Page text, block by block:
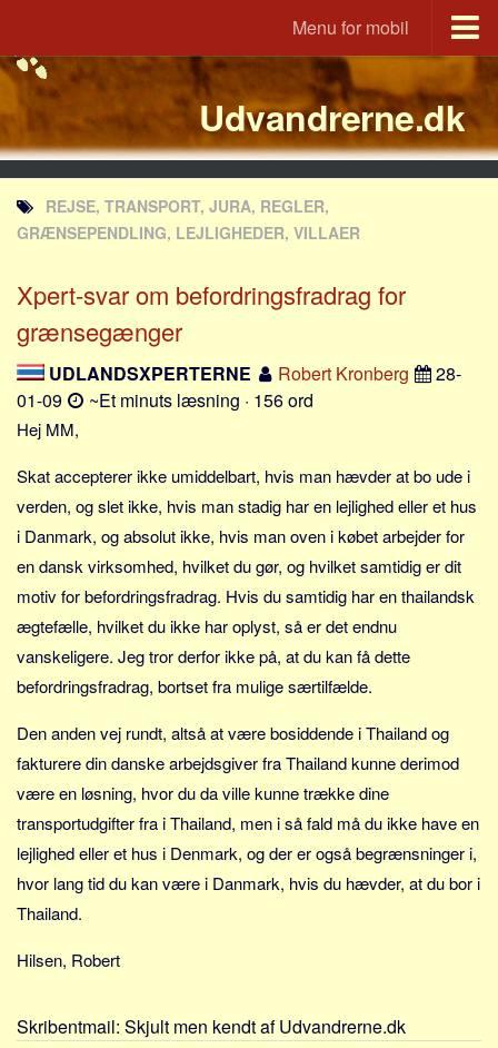
Menu for mobil
Portal
Udvandrerne.dk
Utvandrerne.no
Utvandrarna.se
Tyskland.dk
Rusland.dk
JLKM.dk
Lande
Tyrkiet
Spanien
Frankrig
Sverige
Norge
Thailand
Grækenland
USA
Nøgleord
Bolig
Job
Virksomhed
Investering
Forbrug
Transport
Udvandrerne.dk
REJSE, TRANSPORT, JURA, REGLER,
GRÆNSEPENDLING, LEJLIGHEDER, VILLAER
Xpert-svar om befordringsfradrag for
grænsegænger
UDLANDSXPERTERNE Robert Kronberg
28-
01-09
~Et minuts læsning · 156 ord
Hej MM,
Skat accepterer ikke umiddelbart, hvis man hævder at bo ude i
verden, og slet ikke, hvis man stadig har en lejlighed eller et hus
i Danmark, og absolut ikke, hvis man oven i købet arbejder for
en dansk virksomhed, hvilket du gør, og hvilket samtidig er dit
motiv for befordringsfradrag. Hvis du samtidig har en thailandsk
ægtefælle, hvilket du ikke har oplyst, så er det endnu
vanskeligere. Jeg tror derfor ikke på, at du kan få dette
befordringsfradrag, bortset fra mulige særtilfælde.
Den anden vej rundt, altså at være bosiddende i Thailand og
fakturere din danske arbejdsgiver fra Thailand kunne derimod
være en løsning, hvor du da ville kunne trække dine
transportudgifter fra i Thailand, men i så fald må du ikke have en
lejlighed eller et hus i Denmark, og der er også begrænsninger i,
hvor lang tid du kan være i Danmark, hvis du hævder, at du bor i
Thailand.
Hilsen, Robert
Skribentmail: Skjult men kendt af Udvandrerne.dk